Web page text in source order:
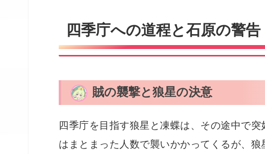
四季庁への道程と石原の警告
賊の襲撃と狼星の決意
四季庁を目指す狼星と凍蝶は、その途中で
はまとまった人数で襲いかかってくるが、